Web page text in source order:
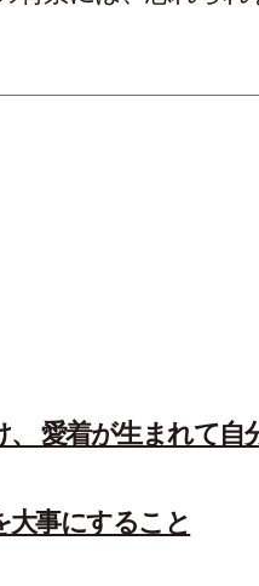
愛着が生まれて自
大事にすること